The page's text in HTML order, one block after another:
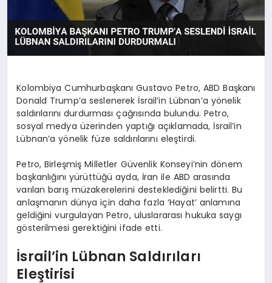
TEKNOLOJI
Kolombiya Cumhurbaşkanı Gustavo Petro, ABD Başkanı
Donald Trump’a seslenerek İsrail’in Lübnan’a yönelik
saldırılarını durdurması çağrısında bulundu. Petro,
sosyal medya üzerinden yaptığı açıklamada, İsrail’in
Lübnan’a yönelik füze saldırılarını eleştirdi.
Petro, Birleşmiş Milletler Güvenlik Konseyi’nin dönem
başkanlığını yürüttüğü ayda, İran ile ABD arasında
varılan barış müzakerelerini desteklediğini belirtti. Bu
anlaşmanın dünya için daha fazla ‘Hayat’ anlamına
geldiğini vurgulayan Petro, uluslararası hukuka saygı
gösterilmesi gerektiğini ifade etti.
İsrail’in Lübnan Saldırıları
Eleştirisi